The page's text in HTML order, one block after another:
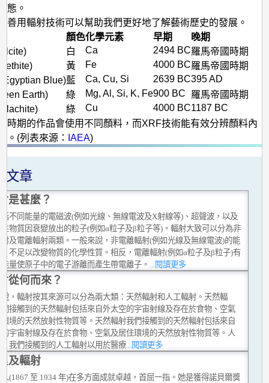
態。
善用輻射技術可以幫助我們更好地了解藝術歷史的發展。
顏色化學元素 早期
晚期
白 Ca 2494 BC羅馬帝國時期
黃 Fe 4000 BC羅馬帝國時期
Blue)藍 Ca, Cu, Si 2639 BC395 AD
Earth)
綠 Mg, Al, Si, K, Fe900 BC
羅馬帝國時期
綠 Cu 4000 BC1187 BC
期的作品會使用不同顏料，而XRF技術能有效分辨顏料內
。(列表來源： IAEA)
文章
是甚麼？
不同能量的電磁波(例如光線、無線電波及X射線等)、超聲波，以及
物質因衰變放出的粒子(例如α粒子及β粒子等)。輻射大致可以分為非
及電離輻射兩類。一般來說，非電離輻射(例如光線及無線電波)的能
不足以改變物質的化學性質。相反，電離輻射(例如α粒子及β粒子)有
量使原子中的電子游離而產生帶電離子。
...閱讀更多
從何而來？
，輻射按其來源可以分為兩大類：天然輻射和人工輻射。天然輻
接觸到的天然輻射包括來自外太空的宇宙射線及存在於食物、空氣
境的天然放射性物質等。天然輻射我們接觸到的天然輻射包括來自
宇宙射線及存在於食物、空氣及居住環境的天然放射性物質等。人
我們接觸到的人工輻射以用於醫療 ...閱讀更多
及輻射
(1867 至 1934 年)在多方面成就卓越，首屈一指。她是獲得諾貝爾獎